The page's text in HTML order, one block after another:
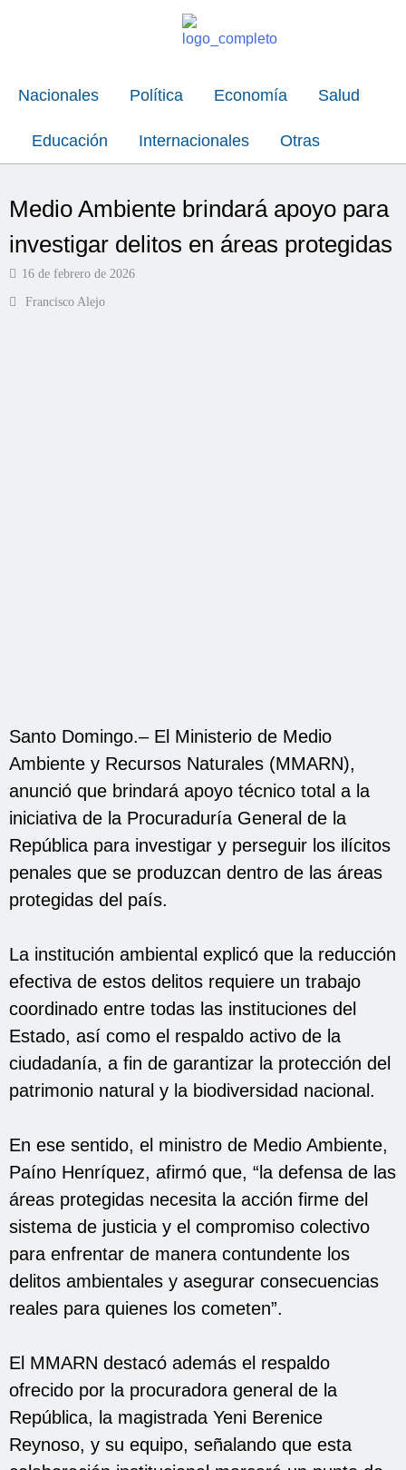
Nacionales Política Economía Salud
Educación Internacionales Otras
Medio Ambiente brindará apoyo para
investigar delitos en áreas protegidas
16 de febrero de 2026
Francisco Alejo
Santo Domingo.– El Ministerio de Medio
Ambiente y Recursos Naturales (MMARN),
anunció que brindará apoyo técnico total a la
iniciativa de la Procuraduría General de la
República para investigar y perseguir los ilícitos
penales que se produzcan dentro de las áreas
protegidas del país.
La institución ambiental explicó que la reducción
efectiva de estos delitos requiere un trabajo
coordinado entre todas las instituciones del
Estado, así como el respaldo activo de la
ciudadanía, a fin de garantizar la protección del
patrimonio natural y la biodiversidad nacional.
En ese sentido, el ministro de Medio Ambiente,
Paíno Henríquez, afirmó que, “la defensa de las
áreas protegidas necesita la acción firme del
sistema de justicia y el compromiso colectivo
para enfrentar de manera contundente los
delitos ambientales y asegurar consecuencias
reales para quienes los cometen”.
El MMARN destacó además el respaldo
ofrecido por la procuradora general de la
República, la magistrada Yeni Berenice
Reynoso, y su equipo, señalando que esta